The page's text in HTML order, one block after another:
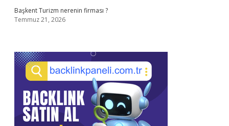
Başkent Turizm nerenin firması ?
Temmuz 21, 2026